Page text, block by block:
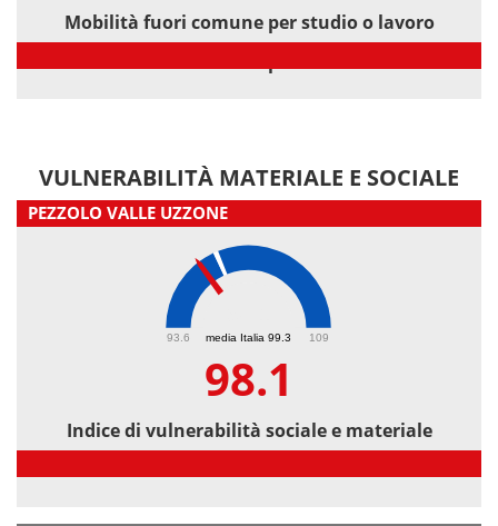
Mobilità fuori comune per studio o lavoro
VULNERABILITÀ MATERIALE E SOCIALE
PEZZOLO VALLE UZZONE
media Italia 99.3
93.6 109
98.1
Indice di vulnerabilità sociale e materiale